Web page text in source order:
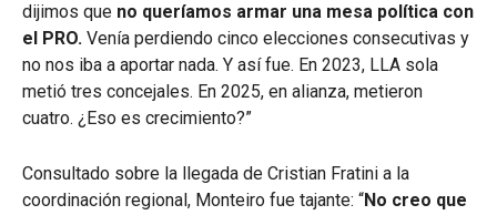
dijimos que no queríamos armar una mesa política con
el PRO. Venía perdiendo cinco elecciones consecutivas y
no nos iba a aportar nada. Y así fue. En 2023, LLA sola
metió tres concejales. En 2025, en alianza, metieron
cuatro. ¿Eso es crecimiento?”
Consultado sobre la llegada de Cristian Fratini a la
coordinación regional, Monteiro fue tajante: “No creo que